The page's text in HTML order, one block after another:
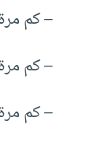
– كم
– كم
– كم